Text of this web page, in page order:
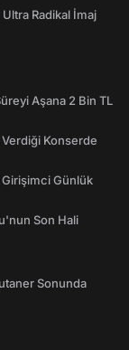
Radikal İmaj
Aşana 2 Bin TL
Konserde
Girişimci Günlük
Son Hali
Sonunda